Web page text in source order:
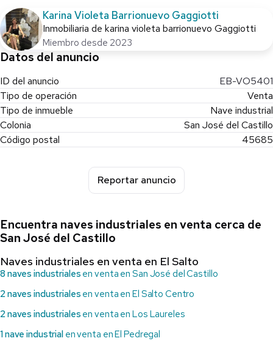
🔹 Pago en parciales de 30% a 40% y mensualidades flexibles
🏢 Especificaciones de Bodega (mejor precio del mercado en la
construccion) :, 🏗️ Es posible construir bodega a la medida de
requerimiento por ejemplo
✅ 🏗️ Es posible construir bodega a la medida de requerimiento
por ejemplo
✅ Bodegas nuevas de 11 m de altura o construcción a medida en
6 meses
✅ Instalaciones ocultas y todos los servicios
✅ Acceso controlado 🚧
Te contamos de nuestros parques:
📩 ¡Contáctanos para más información!
Karina Violeta Barrionuevo Gaggiotti
Inmobiliaria de karina violeta barrionuevo Gaggiotti
Miembro desde 2023
Datos del anuncio
ID del anuncio
EB-VO5401
Tipo de operación
Venta
Tipo de inmueble
Nave industrial
Colonia
San José del Castillo
Código postal
45685
Reportar anuncio
Encuentra naves industriales en venta cerca de
San José del Castillo
Naves industriales en venta en El Salto
8 naves industriales en venta en San José del Castillo
2 naves industriales en venta en El Salto Centro
2 naves industriales en venta en Los Laureles
1 nave industrialen venta en El Pedregal